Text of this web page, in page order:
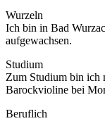
Wurzeln
Ich bin in Bad
aufgewachsen.
Studium
Zum Studium bin ich
Barockvioline bei
Beruflich